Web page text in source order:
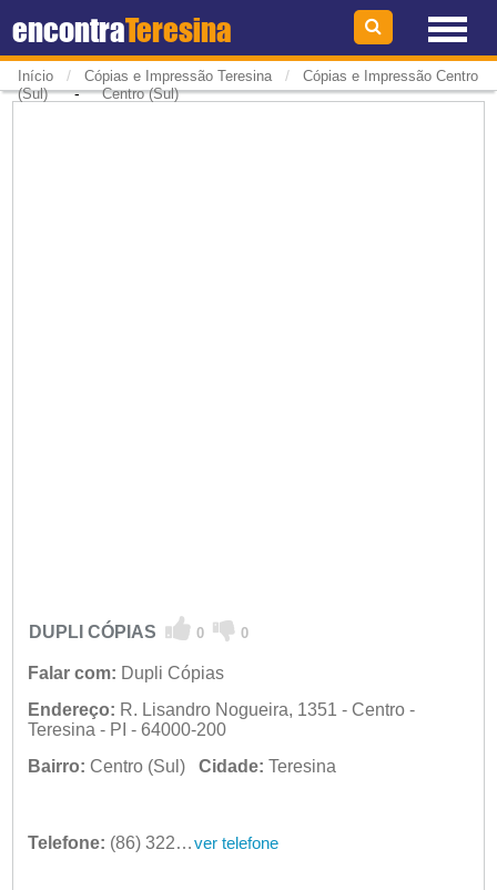
encontraTeresina
Início / Cópias e Impressão Teresina / Cópias e Impressão Centro
(Sul)-Centro (Sul)
DUPLI CÓPIAS 0 0
Falar com: Dupli Cópias
Endereço: R. Lisandro Nogueira, 1351 - Centro -
Teresina - PI - 64000-200
Bairro: Centro (Sul) Cidade: Teresina
Telefone: (86) 3226-2793 ver telefone